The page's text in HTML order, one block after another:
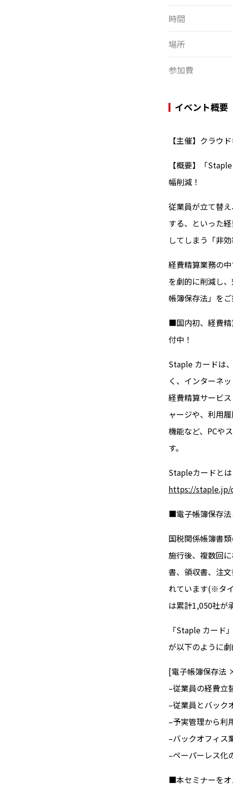
時間
場所
参加費
イベント概要
【主催】クラウ
【概要】「
幅削減！
従業員が立て替
する、といった
してしまう「非効
経費精算業務の
を劇的に削減し
帳簿保存法」をご
■国内初、経費
付中！
Staple カードは
く、インターネ
経費精算サービ
ャージや、利用
機能など、PCや
す。
Stapleカードとは
https://staple.jp/
■電子帳簿保存法
国税関係帳簿書
施行後、複数回
書、領収書、注
れています(※タ
は累計1,050社が
「Staple カード
が以下のように劇
[電子帳簿保存法
–従業員の経費立
–従業員とバック
–予実管理から利
–バックオフィス
–ペーパーレス化
■本セミナーを